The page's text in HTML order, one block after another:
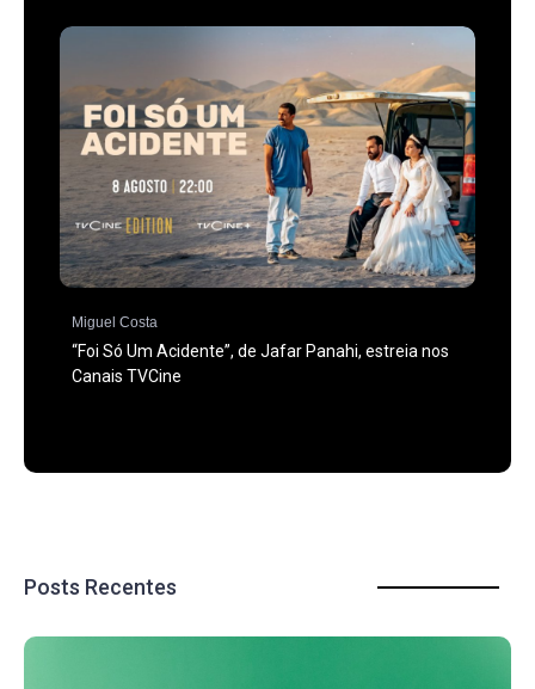
Miguel Costa
“Foi Só Um Acidente”, de Jafar Panahi, estreia nos
Canais TVCine
Posts Recentes